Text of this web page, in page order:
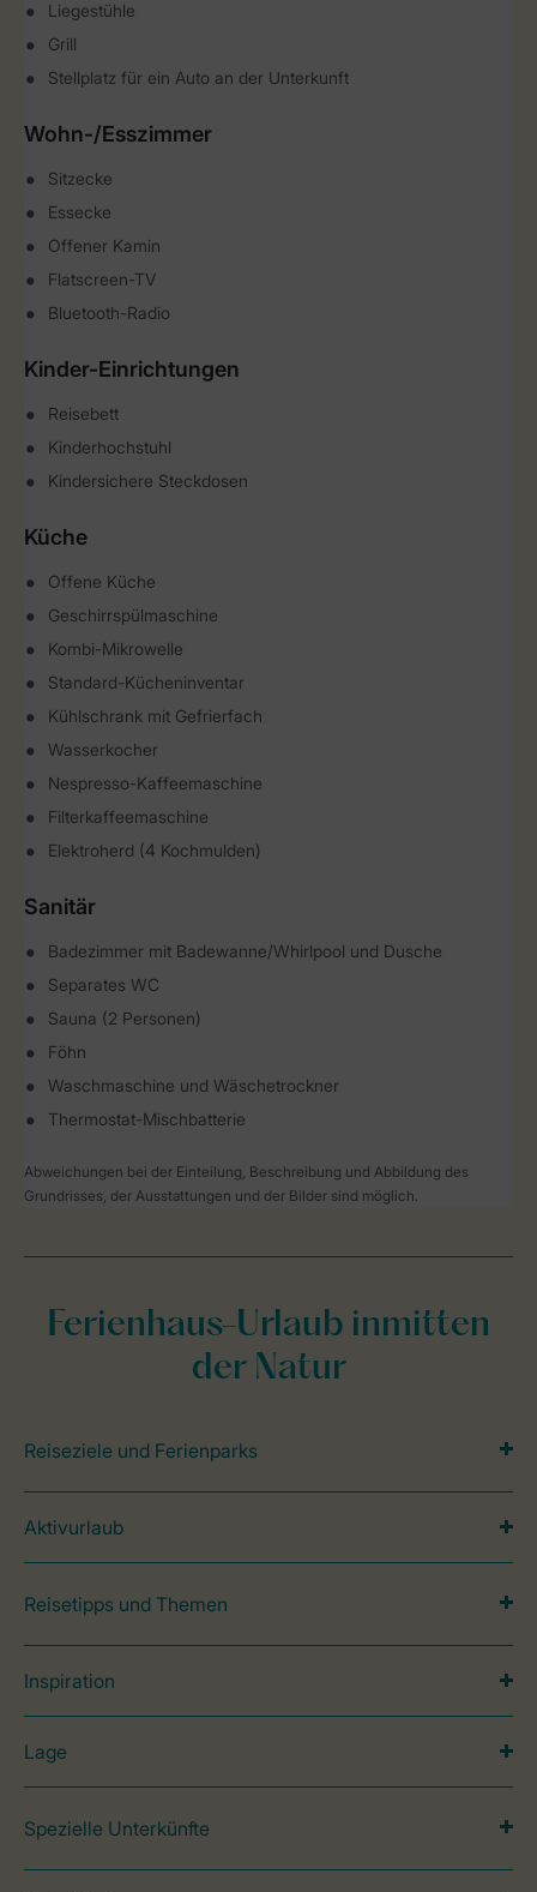
Liegestühle
Grill
Stellplatz für ein Auto an der Unterkunft
Wohn-/Esszimmer
Sitzecke
Essecke
Offener Kamin
Flatscreen-TV
Bluetooth-Radio
Kinder-Einrichtungen
Reisebett
Kinderhochstuhl
Kindersichere Steckdosen
Küche
Offene Küche
Geschirrspülmaschine
Kombi-Mikrowelle
Standard-Kücheninventar
Kühlschrank mit Gefrierfach
Wasserkocher
Nespresso-Kaffeemaschine
Filterkaffeemaschine
Elektroherd (4 Kochmulden)
Sanitär
Badezimmer mit Badewanne/Whirlpool und Dusche
Separates WC
Sauna (2 Personen)
Föhn
Waschmaschine und Wäschetrockner
Thermostat-Mischbatterie
Abweichungen bei der Einteilung, Beschreibung und Abbildung des
Grundrisses, der Ausstattungen und der Bilder sind möglich.
Ferienhaus-Urlaub inmitten
der Natur
Reiseziele und Ferienparks
Aktivurlaub
Reisetipps und Themen
Inspiration
Lage
Spezielle Unterkünfte